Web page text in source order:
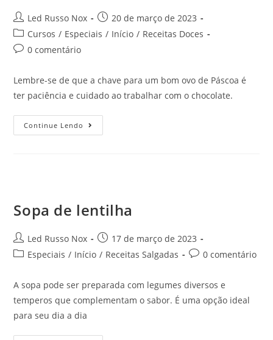
Led Russo Nox
20 de março de 2023
Cursos / Especiais / Início / Receitas Doces
0 comentário
Lembre-se de que a chave para um bom ovo de Páscoa é
ter paciência e cuidado ao trabalhar com o chocolate.
Continue Lendo
Sopa de lentilha
Led Russo Nox
17 de março de 2023
Especiais / Início / Receitas Salgadas 0 comentário
A sopa pode ser preparada com legumes diversos e
temperos que complementam o sabor. É uma opção ideal
para seu dia a dia